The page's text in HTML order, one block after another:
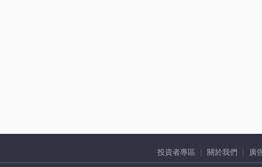
投資者專區 關於我們 廣